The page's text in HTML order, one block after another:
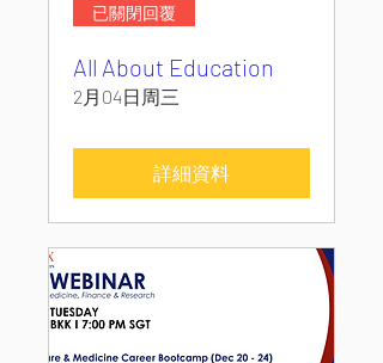
已關閉回覆
All About Education
2月04日周三
詳細資料